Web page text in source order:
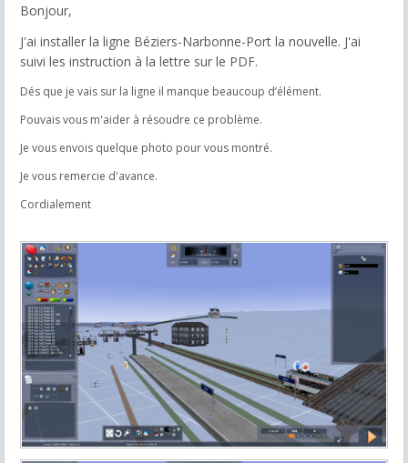
Bonjour,
J'ai installer la ligne Béziers-Narbonne-Port la nouvelle. J'ai
suivi les instruction à la lettre sur le PDF.
Dés que je vais sur la ligne il manque beaucoup d’élément.
Pouvais vous m'aider à résoudre ce problème.
Je vous envois quelque photo pour vous montré.
Je vous remercie d'avance.
Cordialement